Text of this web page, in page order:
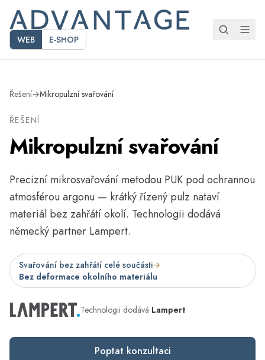
WEB E-SHOP
Řešení→Mikropulzní svařování
ŘEŠENÍ
Mikropulzní svařování
Precizní mikrosvařování metodou PUK pod ochrannou
atmosférou argonu — krátký řízený pulz nataví
materiál bez zahřátí okolí. Technologii dodává
německý partner Lampert.
Svařování bez zahřátí celé součásti→
Bez deformace okolního materiálu
Technologii dodává Lampert
Poptat konzultaci